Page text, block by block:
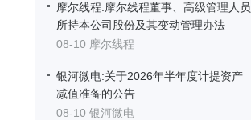
摩尔线程:摩尔线程董事、高级管理人员
所持本公司股份及其变动管理办法
08-10 摩尔线程
银河微电:关于2026年半年度计提资产
减值准备的公告
08-10 银河微电